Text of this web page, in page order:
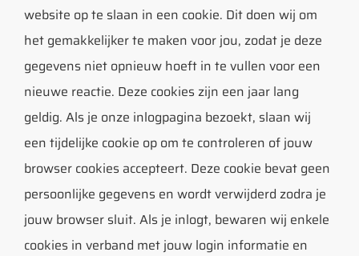
website op te slaan in een cookie. Dit doen wij om
het gemakkelijker te maken voor jou, zodat je deze
gegevens niet opnieuw hoeft in te vullen voor een
nieuwe reactie. Deze cookies zijn een jaar lang
geldig. Als je onze inlogpagina bezoekt, slaan wij
een tijdelijke cookie op om te controleren of jouw
browser cookies accepteert. Deze cookie bevat geen
persoonlijke gegevens en wordt verwijderd zodra je
jouw browser sluit. Als je inlogt, bewaren wij enkele
cookies in verband met jouw login informatie en